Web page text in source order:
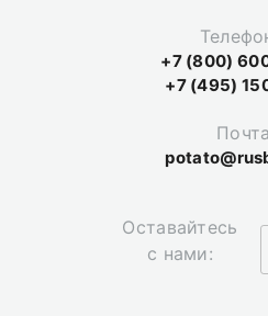
+7 (800)
+7 (495)
Оставайтесь
с нами: